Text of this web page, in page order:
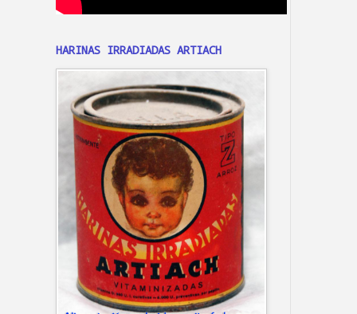
HARINAS IRRADIADAS ARTIACH